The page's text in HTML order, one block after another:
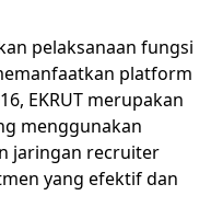
pelaksanaan fungsi
platform
EKRUT merupakan
menggunakan
jaringan recruiter
yang efektif dan